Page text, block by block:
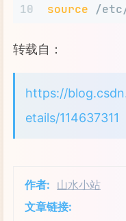
10
source /
转载自：
https://
etails/114637311
作者: 山水小站
文章链接: